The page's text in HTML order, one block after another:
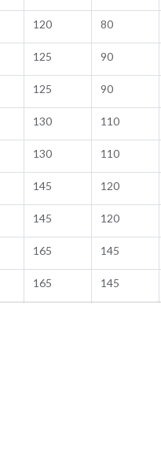
120 80
125 90
125 90
130 110
130 110
145 120
145 120
165 145
165 145